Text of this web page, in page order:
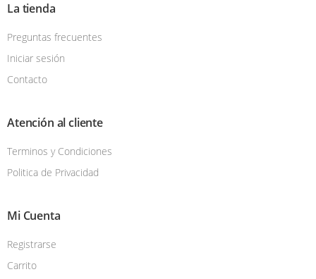
La tienda
Preguntas frecuentes
Iniciar sesión
Contacto
Atención al cliente
Terminos y Condiciones
Politica de Privacidad
Mi Cuenta
Registrarse
Carrito